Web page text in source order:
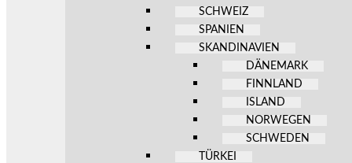
SCHWEIZ
SPANIEN
SKANDINAVIEN
DÄNEMARK
FINNLAND
ISLAND
NORWEGEN
SCHWEDEN
TÜRKEI